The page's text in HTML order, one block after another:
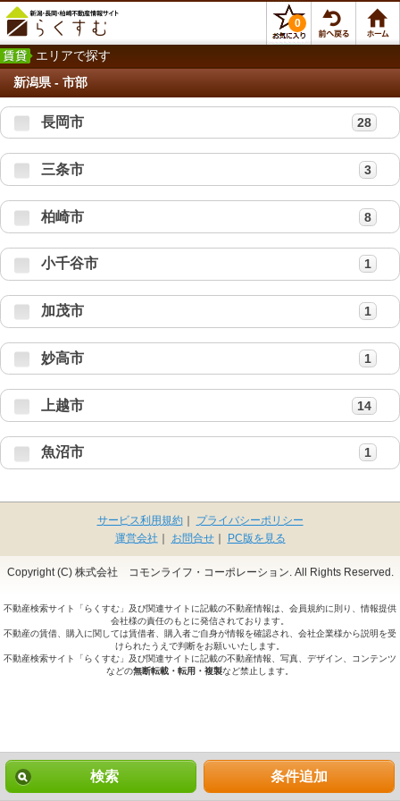
0
エリアで探す
新潟県 - 市部
長岡市 28
三条市 3
柏崎市 8
小千谷市 1
加茂市 1
妙高市 1
上越市 14
魚沼市 1
検索 条件追加
サービス利用規約｜
プライバシーポリシー
運営会社 ｜ お問合せ｜ PC版を見る
Copyright (C) 株式会社 コモンライフ・コーポレーション. All Rights Reserved.
不動産検索サイト「らくすむ」及び関連サイトに記載の不動産情報は、会員規約に則り、情報提供
会社様の責任のもとに発信されております。
不動産の賃借、購入に関しては賃借者、購入者ご自身が情報を確認され、会社企業様から説明を受
けられたうえで判断をお願いいたします。
不動産検索サイト「らくすむ」及び関連サイトに記載の不動産情報、写真、デザイン、コンテンツ
などの無断転載・転用・複製など禁止します。